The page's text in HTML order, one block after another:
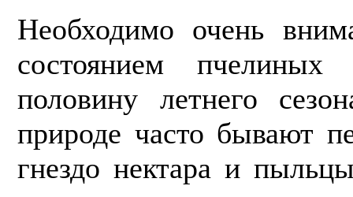
Необходимо очень
состоя­нием
половину летнего
природе часто бывают
гнездо нектара и